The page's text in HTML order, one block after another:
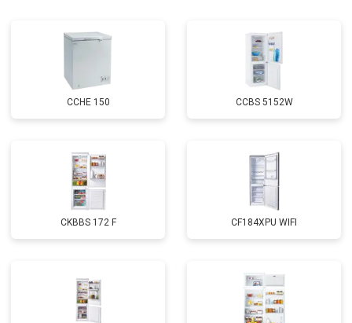
от 1900 ₽ Заказать
CCHE 150 CCBS 5152W
CKBBS 172 F CF184XPU WIFI